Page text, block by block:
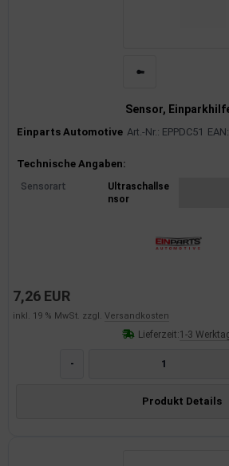
Sensor,
Einparts Automotive Art.-Nr.: EPPDC51
Produktinformationen
Technische Angaben:
Sensorart
Ultraschallse
nsor
7,26 EUR
inkl. 19 % MwSt. zzgl. Versandkosten
Lieferzeit:1-3
-
Produkt Details